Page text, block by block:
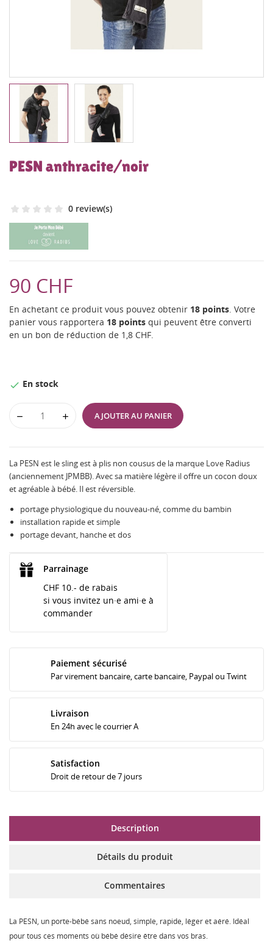
PESN anthracite/noir
0 review(s)
90 CHF
En achetant ce produit vous pouvez obtenir 18 points. Votre
panier vous rapportera 18 points qui peuvent être converti
en un bon de réduction de 1,8 CHF.
 En stock
AJOUTER AU PANIER
La PESN est le sling est à plis non cousus de la marque Love Radius
(anciennement JPMBB). Avec sa matière légère il offre un cocon doux
et agréable à bébé. Il est réversible.
portage physiologique du nouveau-né, comme du bambin
installation rapide et simple
portage devant, hanche et dos
Parrainage
CHF 10.- de rabais
si vous invitez un·e ami·e à
commander
Paiement sécurisé
Par virement bancaire, carte bancaire, Paypal ou Twint
Livraison
En 24h avec le courrier A
Satisfaction
Droit de retour de 7 jours
Description
Détails du produit
Commentaires
La PESN, un porte-bébé sans noeud, simple, rapide, léger et aéré. Idéal
pour tous ces moments où bébé désire être dans vos bras.